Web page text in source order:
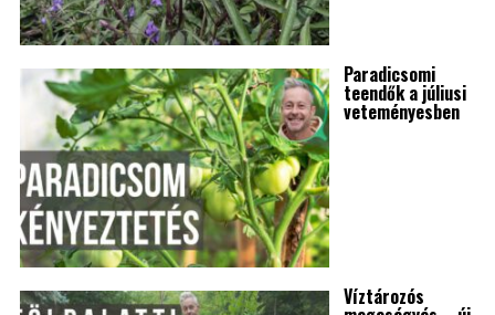
Paradicsomi
teendők a júliusi
veteményesben
Víztározós